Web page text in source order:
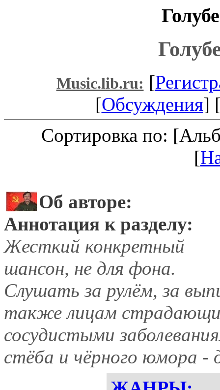
Music.lib.ru: [
[Обсуждения]
Сортировка по:
[
Об авторе:
Аннотация к разделу:
Жесткий конкретный
шансон, не для фона.
Слушать за рулём, за
также лицам
сосудистыми
стёба и чёрного юмора